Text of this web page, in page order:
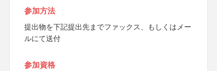
参加方法
提出物を下記提出先までファックス、もしくはメー
ルにて送付
参加資格